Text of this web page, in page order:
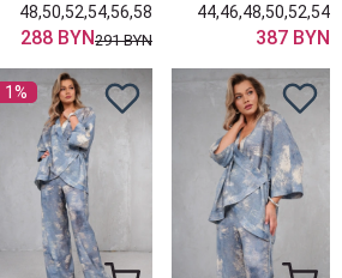
48,50,52,54,56,58
288 BYN291 BYN
44,46,48,50,52,54
387 BYN
1%